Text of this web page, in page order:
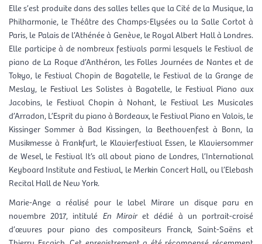
Elle s’est produite dans des salles telles que la Cité de la Musique, la
Philharmonie, le Théâtre des Champs-Elysées ou la Salle Cortot à
Paris, le Palais de l’Athénée à Genève, le Royal Albert Hall à Londres.
Elle participe à de nombreux festivals parmi lesquels le Festival de
piano de La Roque d’Anthéron, les Folles Journées de Nantes et de
Tokyo, le Festival Chopin de Bagatelle, le Festival de la Grange de
Meslay, le Festival Les Solistes à Bagatelle, le Festival Piano aux
Jacobins, le Festival Chopin à Nohant, le Festival Les Musicales
d’Arradon, L’Esprit du piano à Bordeaux, le Festival Piano en Valois, le
Kissinger Sommer à Bad Kissingen, la Beethovenfest à Bonn, la
Musikmesse à Frankfurt, le Klavierfestival Essen, le Klaviersommer
de Wesel, le Festival It’s all about piano de Londres, l’International
Keyboard Institute and Festival, le Merkin Concert Hall, ou l’Elebash
Recital Hall de New York.
Marie-Ange a réalisé pour le label Mirare un disque paru en
novembre 2017, intitulé En Miroiret dédié à un portrait-croisé
d’œuvres pour piano des compositeurs Franck, Saint-Saëns et